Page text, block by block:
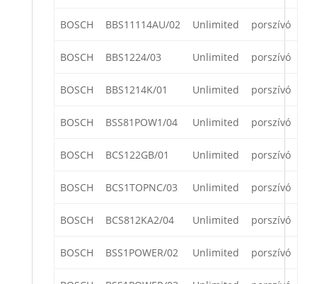
BOSCH BBS11114AU/02 Unlimited porszívó
BOSCH BBS1224/03 Unlimited porszívó
BOSCH BBS1214K/01 Unlimited porszívó
BOSCH BSS81POW1/04 Unlimited porszívó
BOSCH BCS122GB/01 Unlimited porszívó
BOSCH BCS1TOPNC/03 Unlimited porszívó
BOSCH BCS812KA2/04 Unlimited porszívó
BOSCH BSS1POWER/02 Unlimited porszívó